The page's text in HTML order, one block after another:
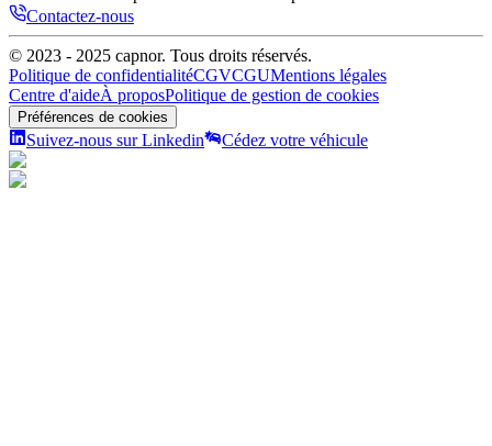
Contactez-nous
© 2023 - 2025 capnor. Tous droits réservés.
Politique de confidentialitéCGVCGUMentions légales
Centre d'aideÀ proposPolitique de gestion de cookies
Préférences de cookies
Suivez-nous sur Linkedin Cédez votre véhicule